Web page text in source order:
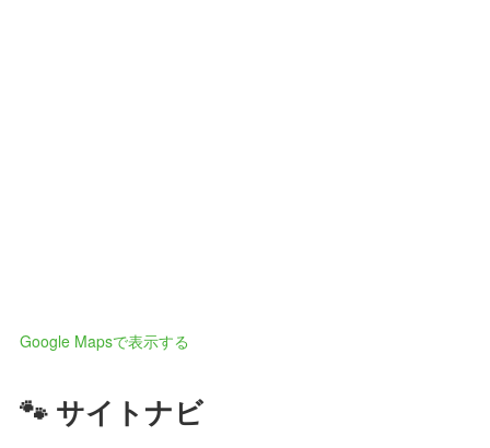
Google Mapsで表示する
🐾 サイトナビ